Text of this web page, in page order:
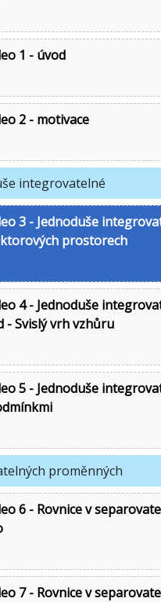
1 - úvod
2 - motivace
integrovatelné
3 - Jednoduše
prostorech
4 - Jednoduše
- Svislý vrh vzhůru
5 - Jednoduše
proměnných
6 - Rovnice v
7 - Rovnice v